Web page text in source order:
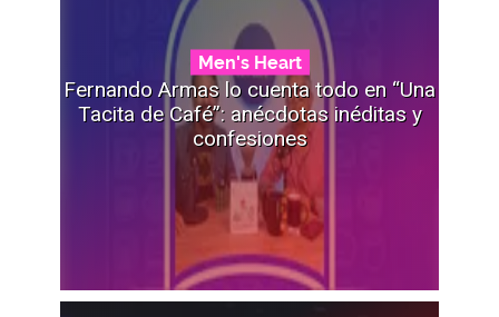
Men's Heart
Fernando Armas lo cuenta todo en “Una
Tacita de Café”: anécdotas inéditas y
confesiones